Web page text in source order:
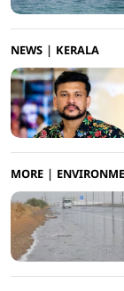
NEWS KERALA
MORE